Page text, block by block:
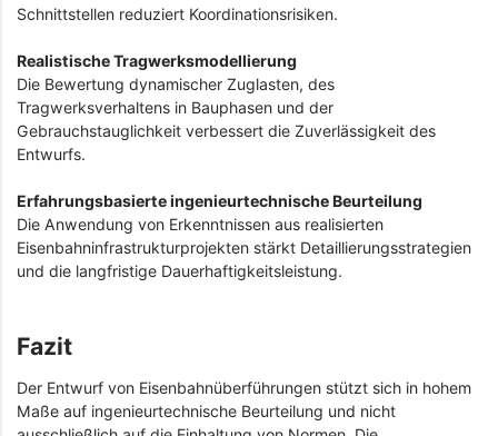
Schnittstellen reduziert Koordinationsrisiken.
Realistische Tragwerksmodellierung
Die Bewertung dynamischer Zuglasten, des
Tragwerksverhaltens in Bauphasen und der
Gebrauchstauglichkeit verbessert die Zuverlässigkeit des
Entwurfs.
Erfahrungsbasierte ingenieurtechnische Beurteilung
Die Anwendung von Erkenntnissen aus realisierten
Eisenbahninfrastrukturprojekten stärkt Detaillierungsstrategien
und die langfristige Dauerhaftigkeitsleistung.
Fazit
Der Entwurf von Eisenbahnüberführungen stützt sich in hohem
Maße auf ingenieurtechnische Beurteilung und nicht